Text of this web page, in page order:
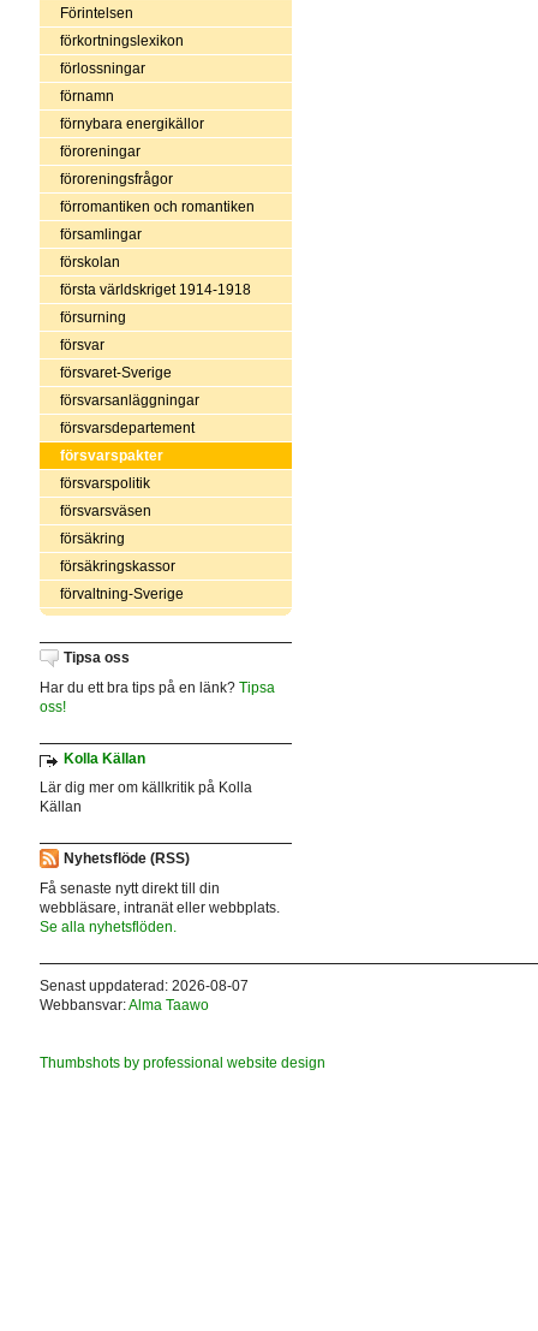
Förintelsen
förkortningslexikon
förlossningar
förnamn
förnybara energikällor
föroreningar
föroreningsfrågor
förromantiken och romantiken
församlingar
förskolan
första världskriget 1914-1918
försurning
försvar
försvaret-Sverige
försvarsanläggningar
försvarsdepartement
försvarspakter
försvarspolitik
försvarsväsen
försäkring
försäkringskassor
förvaltning-Sverige
Tipsa oss
Har du ett bra tips på en länk? Tipsa
oss!
Kolla Källan
Lär dig mer om källkritik på Kolla
Källan
Nyhetsflöde (RSS)
Få senaste nytt direkt till din
webbläsare, intranät eller webbplats.
Se alla nyhetsflöden.
Senast uppdaterad: 2026-08-07
Webbansvar:Alma Taawo
Thumbshots by professional website design